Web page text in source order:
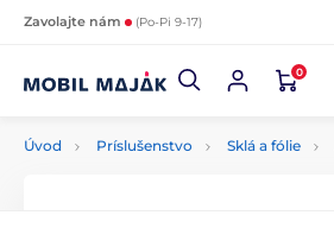
Zavolajte nám (Po-Pi 9-17)
0
Úvod Príslušenstvo Sklá a fólie